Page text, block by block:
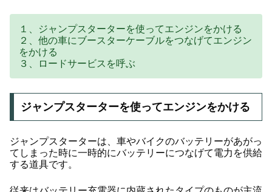
１、ジャンプスターターを使ってエンジンをかける
２、他の車にブースターケーブルをつなげてエンジン
をかける
３、ロードサービスを呼ぶ
ジャンプスターターを使ってエンジンをかける
ジャンプスターターは、車やバイクのバッテリーがあがっ
てしまった時に一時的にバッテリーにつなげて電力を供給
する道具です。